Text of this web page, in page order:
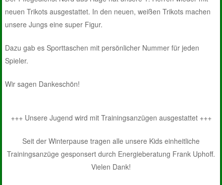
neuen Trikots ausgestattet. In den neuen, weißen Trikots machen
unsere Jungs eine super Figur.
Dazu gab es Sporttaschen mit persönlicher Nummer für jeden
Spieler.
Wir sagen Dankeschön!
+++ Unsere Jugend wird mit Trainingsanzügen ausgestattet +++
Seit der Winterpause tragen alle unsere Kids einheitliche
Trainingsanzüge gesponsert durch Energieberatung Frank Uphoff.
Vielen Dank!